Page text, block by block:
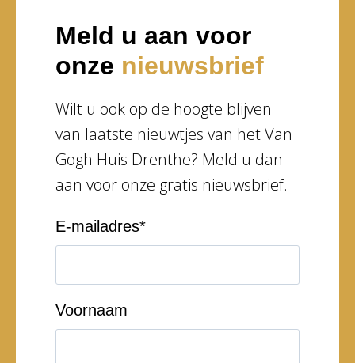
Meld u aan voor
onze nieuwsbrief
Wilt u ook op de hoogte blijven
van laatste nieuwtjes van het Van
Gogh Huis Drenthe? Meld u dan
aan voor onze gratis nieuwsbrief.
E-mailadres*
Voornaam